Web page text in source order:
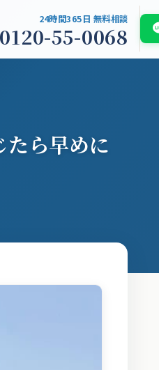
介 浮気調査白書2026 お問い合わせ
24時間365日 無料相談
0120-55-0068
ら早めに